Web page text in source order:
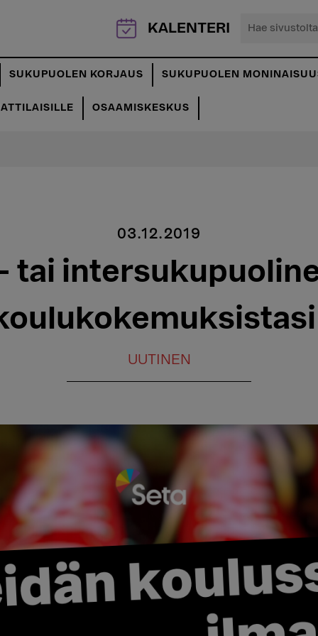
Hae
KALENTERI
SUKUPUOLEN KORJAUS SUKUPUOLEN
OSAAMISKESKUS
03.12.2019
tai
UUTINEN